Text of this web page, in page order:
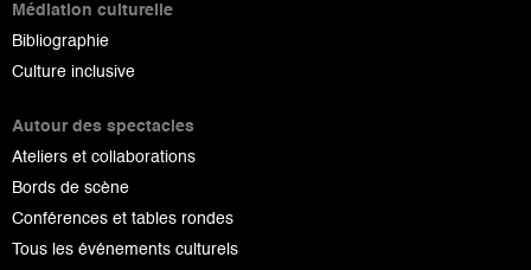
Médiation culturelle
Bibliographie
Culture inclusive
Autour des spectacles
Ateliers et collaborations
Bords de scène
Conférences et tables rondes
Tous les événements culturels